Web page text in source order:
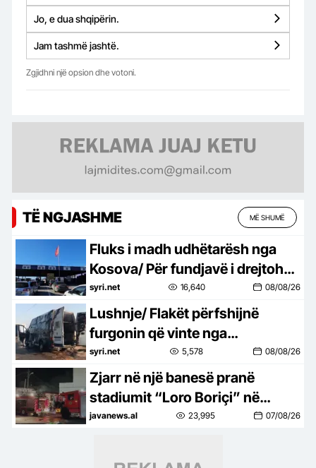
Jo, e dua shqipërin.
Jam tashmë jashtë.
Zgjidhni një opsion dhe votoni.
TË NGJASHME MË SHUMË
Fluks i madh udhëtarësh nga
Kosova/ Për fundjavë i drejtohen
Shqipërisë
syri.net 16,640 08/08/26
Lushnje/ Flakët përfshijnë
furgonin që vinte nga
Maqedonia e Veriut, shkak
ishte…
syri.net 5,578 08/08/26
Zjarr në një banesë pranë
stadiumit “Loro Boriçi” në
Shkodër, shmangen pasojat në
javanews.al 23,995 07/08/26